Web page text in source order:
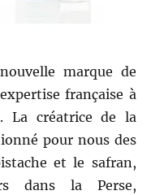
marque de
française à
La créatrice de la
pour nous des
et le safran,
dans la Perse,